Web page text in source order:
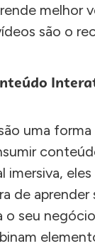
melhor
são o
uma
imersiva,
de aprender
o seu